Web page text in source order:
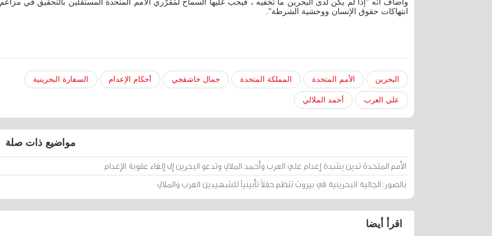
انتهاكات حقوق الإنسان ووحشية الشرطة".
البحرين الأمم المتحدة المملكة المتحدة جمال خاشقجي أحكام الإعدام السفارة البحرينية
علي العرب أحمد الملالي
مواضيع ذات صلة
الأمم المتحدة تدين بشدة إعدام علي العرب وأحمد الملالي وتدعو البحرين إلى إلغاء عقوبة الإعدام
بالصور: الجالية البحرينية في بيروت تنظم حفلاً تأبينياً للشهيدين العرب والملالي
اقرأ أيضا